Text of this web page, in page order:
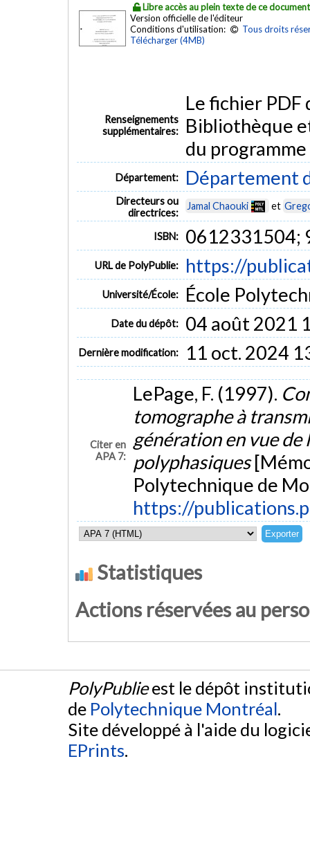
Libre accès au plein texte de ce document
Version officielle de l'éditeur
Conditions d'utilisation:
Tous droits
Télécharger (4MB)
Renseignements
supplémentaires:
Le fichier
Bibliothèque
du programme
Département: Département
Directeurs ou
directrices:
Jamal Chaouki et
ISBN: 0612331504;
URL de PolyPublie: https://
Université/École: École
Date du dépôt: 04 août 2021
Dernière modification: 11 oct. 2024
Citer en
APA 7:
LePage, F. (1997).
tomographe à
génération en vue
polyphasiques
Polytechnique de
https://
Statistiques
Actions réservées au
PolyPublieest le dépôt
de Polytechnique Montréal.
Site développé à l'aide du
EPrints.